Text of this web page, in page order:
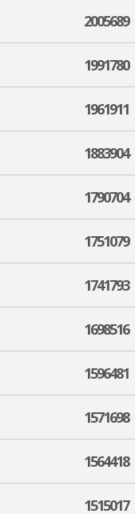
2005689
1991780
1961911
1883904
1790704
1751079
1741793
1698516
1596481
1571698
1564418
1515017